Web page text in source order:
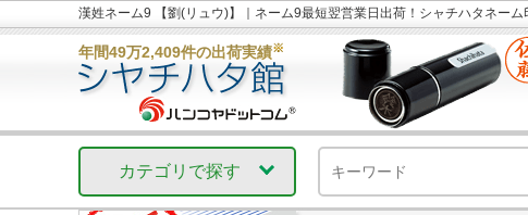
漢姓ネーム9 【劉(リュウ)】｜ネーム9最短翌営業日出荷！シャチハタネーム
年間49万2,409件の出荷実績※
カテゴリで探す